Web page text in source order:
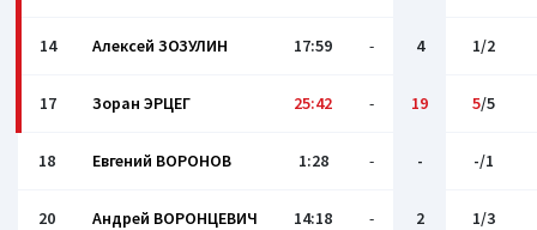
14 Алексей ЗОЗУЛИН 17:59 - 4 1/2
17 Зоран ЭРЦЕГ 25:42 - 19 5/5
18 Евгений ВОРОНОВ 1:28 - - -/1
20 Андрей ВОРОНЦЕВИЧ 14:18 - 2 1/3